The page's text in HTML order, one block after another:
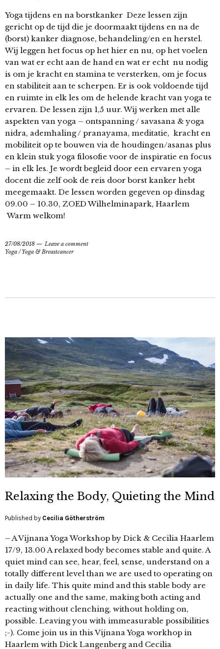
Yoga tijdens en na borstkanker Deze lessen zijn
gericht op de tijd die je doormaakt tijdens en na de
(borst) kanker diagnose, behandeling/en en herstel.
Wij leggen het focus op het hier en nu, op het voelen
van wat er echt aan de hand en wat er echt nu nodig
is om je kracht en stamina te versterken, om je focus
en stabiliteit aan te scherpen. Er is ook voldoende tijd
en ruimte in elk les om de helende kracht van yoga te
ervaren. De lessen zijn 1,5 uur. Wij werken met alle
aspekten van yoga – ontspanning / savasana & yoga
nidra, ademhaling / pranayama, meditatie, kracht en
mobiliteit op te bouwen via de houdingen/asanas plus
en klein stuk yoga filosofie voor de inspiratie en focus
– in elk les. Je wordt begleid door een ervaren yoga
docent die zelf ook de reis door borst kanker hebt
meegemaakt. De lessen worden gegeven op dinsdag
09.00 – 10.30, ZOED Wilhelminapark, Haarlem
Warm welkom!
27/08/2018
Leave a comment
Yoga /Yoga & Breastcancer
Relaxing the Body, Quieting the Mind
Published by Cecilia Götherström
– A Vijnana Yoga Workshop by Dick & Cecilia Haarlem
17/9, 13.00 A relaxed body becomes stable and quite. A
quiet mind can see, hear, feel, sense, understand on a
totally different level than we are used to operating on
in daily life. This quite mind and this stable body are
actually one and the same, making both acting and
reacting without clenching, without holding on,
possible. Leaving you with immeasurable possibilities
;-). Come join us in this Vijnana Yoga workhop in
Haarlem with Dick Langenberg and Cecilia